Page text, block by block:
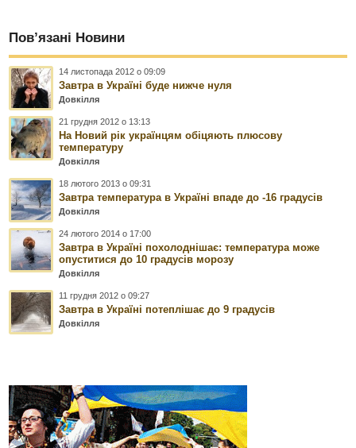
Пов’язані Новини
14 листопада 2012 о 09:09
Завтра в Україні буде нижче нуля
Довкілля
21 грудня 2012 о 13:13
На Новий рік українцям обіцяють плюсову
температуру
Довкілля
18 лютого 2013 о 09:31
Завтра температура в Україні впаде до -16 градусів
Довкілля
24 лютого 2014 о 17:00
Завтра в Україні похолоднішає: температура може
опуститися до 10 градусів морозу
Довкілля
11 грудня 2012 о 09:27
Завтра в Україні потеплішає до 9 градусів
Довкілля